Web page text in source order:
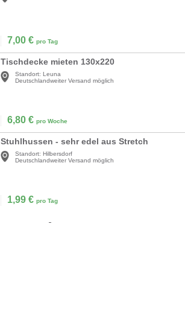
7,00 € pro Tag
Tischdecke mieten 130x220
Standort: Leuna
Deutschlandweiter Versand möglich
6,80 € pro Woche
Stuhlhussen - sehr edel aus Stretch
Standort: Hilbersdorf
Deutschlandweiter Versand möglich
1,99 € pro Tag